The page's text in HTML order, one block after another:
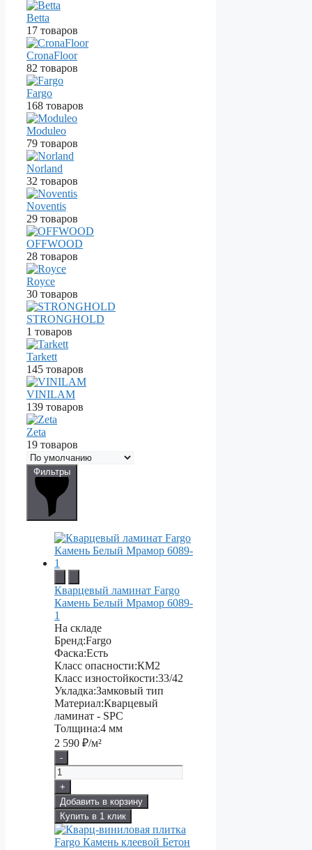
Betta
17 товаров
CronaFloor
82 товаров
Fargo
168 товаров
Moduleo
79 товаров
Norland
32 товаров
Noventis
29 товаров
OFFWOOD
28 товаров
Royce
30 товаров
STRONGHOLD
1 товаров
Tarkett
145 товаров
VINILAM
139 товаров
Zeta
19 товаров
Фильтры
Кварцевый ламинат Fargo
Камень Белый Мрамор 6089-
1
На складе
Бренд:Fargo
Фаска:Есть
Класс опасности:КМ2
Класс изностойкости:33/42
Укладка:Замковый тип
Материал:Кварцевый
ламинат - SPC
Толщина:4 мм
2 590 ₽/м²
-
+
Добавить в корзину
Купить в 1 клик